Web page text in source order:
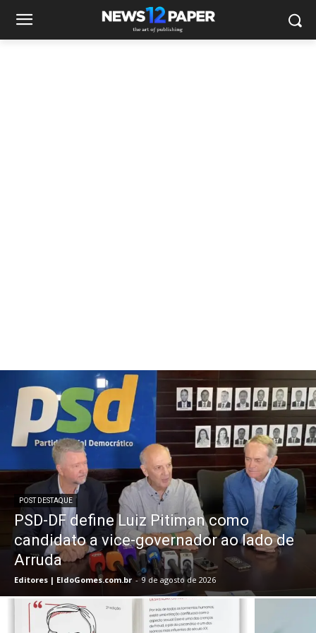
POST DESTAQUE
PSD-DF define Luiz Pitiman como
candidato a vice-governador ao lado de
Arruda
Editores | EldoGomes.com.br - 9 de agosto de 2026